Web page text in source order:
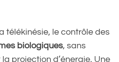
télékinésie, le contrôle des
biologiques, sans
projection d’énergie. Une